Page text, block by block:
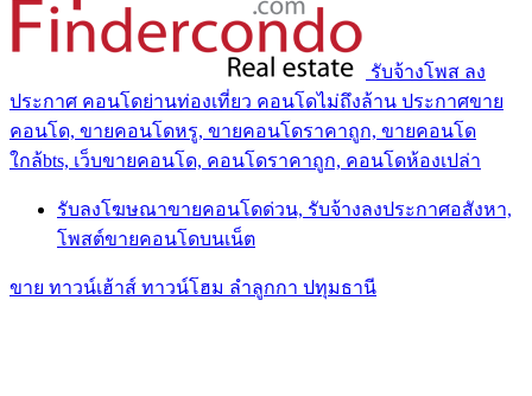
รับจ้างโพส ลง
ประกาศ คอนโดย่านท่องเที่ยว คอนโดไม่ถึงล้าน ประกาศขาย
คอนโด, ขายคอนโดหรู, ขายคอนโดราคาถูก, ขายคอนโด
ใกล้bts, เว็บขายคอนโด, คอนโดราคาถูก, คอนโดห้องเปล่า
รับลงโฆษณาขายคอนโดด่วน, รับจ้างลงประกาศอสังหา,
โพสต์ขายคอนโดบนเน็ต
ขาย ทาวน์เฮ้าส์ ทาวน์โฮม ลำลูกกา ปทุมธานี